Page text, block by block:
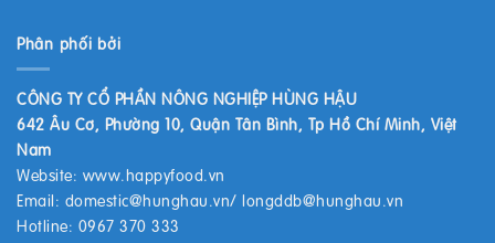
Phân phối bởi
CÔNG TY CỔ PHẦN NÔNG NGHIỆP HÙNG HẬU
642 Âu Cơ, Phường 10, Quận Tân Bình, Tp Hồ Chí Minh, Việt
Nam
Website: www.happyfood.vn
Email: domestic@hunghau.vn/ longddb@hunghau.vn
Hotline: 0967 370 333